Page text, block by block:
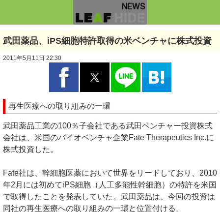
武田薬品、iPS細胞特許取得の米ベンチャに株式投資
2011年5月11日 22:30
再生医療への取り組みの一環
武田薬品工業の100％子会社である武田ベンチャー投資株式
会社は、米国のバイオベンチャ企業Fate Therapeutics Inc.に
株式投資した。
Fate社は、幹細胞医薬において世界をリードしており、2010
年2月には初めてiPS細胞（人工多能性幹細胞）の特許を米国
で取得したことを発表していた。武田薬品は、今回の投資は
同社の再生医療への取り組みの一環と位置付ける。